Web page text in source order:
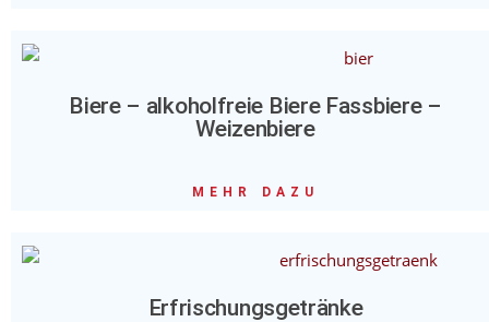
Biere – alkoholfreie Biere Fassbiere –
Weizenbiere
MEHR DAZU
Erfrischungsgetränke